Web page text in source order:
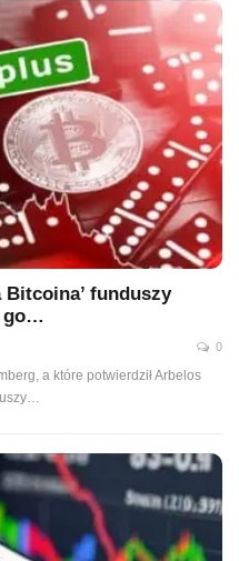
funduszy
go…
0
a które potwierdził Arbelos
…